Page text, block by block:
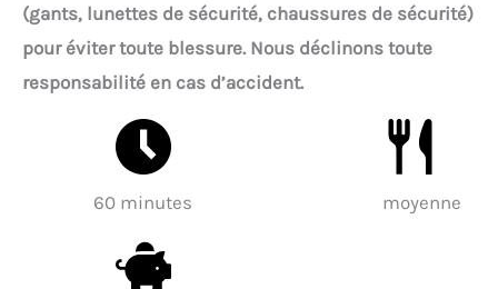
(gants, lunettes de sécurité, chaussures de sécurité)
pour éviter toute blessure. Nous déclinons toute
responsabilité en cas d’accident.
60 minutes moyenne